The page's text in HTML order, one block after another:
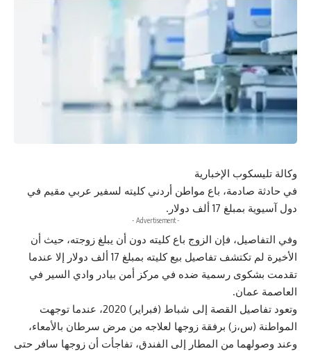
وكالة تليسكوب الإخبارية
في حادثة صادمة، باع مواطن أردني كليته لسفير عربي مقيم في
دول آسيوية بمبلغ 17 ألف دولار.
- Advertisement -
وفي التفاصيل، فإن الزوج باع كليته دون أن يبلغ زوجته، حيث أن
الأخيرة لم تكتشف تفاصيل بيع كليته بمبلغ 17 ألف دولار إلا عندما
تقدمت بشكوى رسمية ضده في مركز أمن بيادر وادي السير في
العاصمة عمان.
وتعود تفاصيل القصة إلى شباط (فبراير) 2020، عندما توجهت
المواطنة (س،ز) برفقة زوجها لعلاجه من مرض سرطان بالأمعاء،
وعند وصولهما من المطار إلى الفندق، تفاجأت أن زوجها سافر حتى